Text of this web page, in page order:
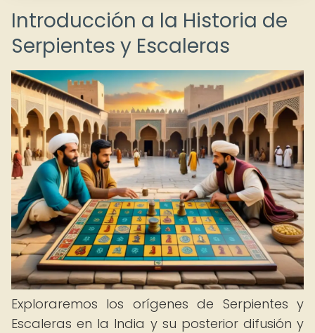
Introducción a la Historia de
Serpientes y Escaleras
Exploraremos los orígenes de Serpientes y
Escaleras en la India y su posterior difusión y